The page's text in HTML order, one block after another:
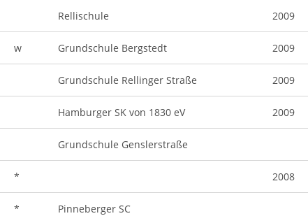
Rellischule 2009
w Grundschule Bergstedt 2009
Grundschule Rellinger Straße 2009
Hamburger SK von 1830 eV 2009
Grundschule Genslerstraße
* 2008
* Pinneberger SC